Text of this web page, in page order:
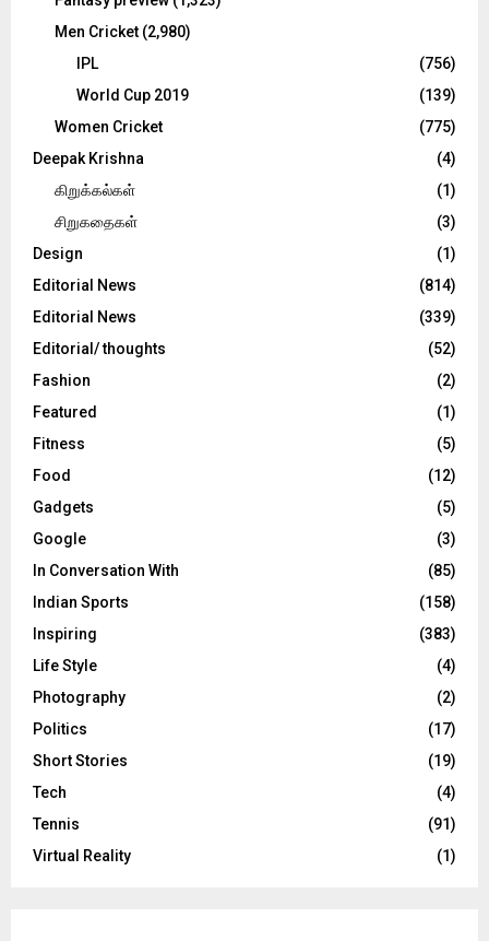
Men Cricket (2,980)
IPL
(756)
World Cup 2019
(139)
Women Cricket
(775)
Deepak Krishna
(4)
கிறுக்கல்கள்
(1)
சிறுகதைகள்
(3)
Design
(1)
Editorial News
(814)
Editorial News
(339)
Editorial/ thoughts
(52)
Fashion
(2)
Featured
(1)
Fitness
(5)
Food
(12)
Gadgets
(5)
Google
(3)
In Conversation With
(85)
Indian Sports
(158)
Inspiring
(383)
Life Style
(4)
Photography
(2)
Politics
(17)
Short Stories
(19)
Tech
(4)
Tennis
(91)
Virtual Reality
(1)